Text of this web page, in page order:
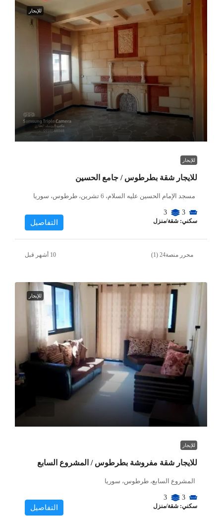
للإيجار
للإيجار
للايجار شقة بطرطوس / جامع الحسين
مسجد الإمام الحسين عليه السلام، 6 تشرين، طرطوس، سوريا
3
3
سكني: شقة/منزل التفاصيل
محرر منصة24 (1)
للإيجار
للإيجار
للايجار شقة مفروشة بطرطوس / المشروع السابع
المشروع السابع، طرطوس، سوريا
3
3
سكني: شقة/منزل التفاصيل